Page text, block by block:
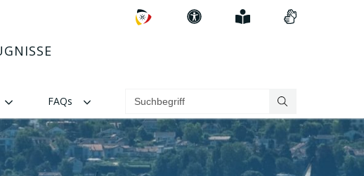
Erklärung Einfach
Videos
FAQs